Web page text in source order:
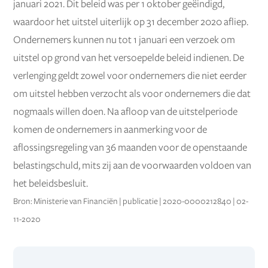
januari 2021. Dit beleid was per 1 oktober geëindigd,
waardoor het uitstel uiterlijk op 31 december 2020 afliep.
Ondernemers kunnen nu tot 1 januari een verzoek om
uitstel op grond van het versoepelde beleid indienen. De
verlenging geldt zowel voor ondernemers die niet eerder
om uitstel hebben verzocht als voor ondernemers die dat
nogmaals willen doen. Na afloop van de uitstelperiode
komen de ondernemers in aanmerking voor de
aflossingsregeling van 36 maanden voor de openstaande
belastingschuld, mits zij aan de voorwaarden voldoen van
het beleidsbesluit.
Bron: Ministerie van Financiën | publicatie | 2020-0000212840 | 02-
11-2020